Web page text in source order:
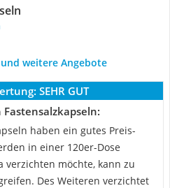
weitere Angebote
SEHR GUT
haben ein gutes Preis-
in einer 120er-Dose
verzichten möchte, kann zu
Des Weiteren verzichtet